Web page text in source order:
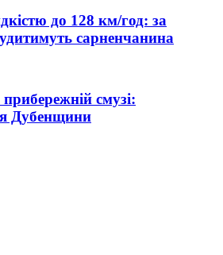
до 128 км/год: за
сарненчанина
смузі:
Дубенщини